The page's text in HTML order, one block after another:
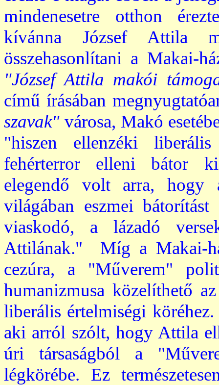
mindenesetre otthon
kívánna József Attila
összehasonlítani a Makai-
"József Attila makói
című írásában
szavak" városa, Makó
"hiszen ellenzéki
fehérterror elleni bátor
elegendő volt arra, hogy
világában eszmei
viaskodó, a lázadó
Attilának." Míg a Makai-
cezúra, a "Műverem"
humanizmusa közelíthető
liberális értelmiségi
aki arról szólt, hogy Attila
úri társaságból a
légkörébe. Ez